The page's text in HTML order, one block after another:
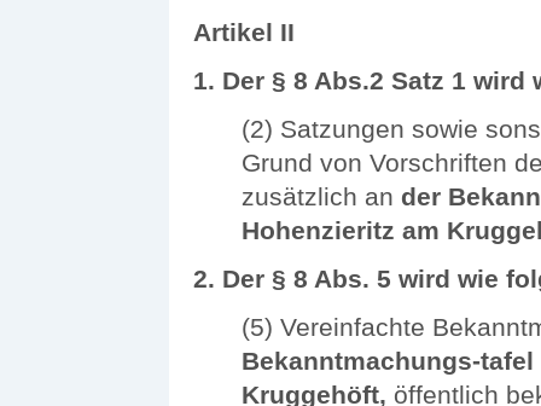
Artikel II
1. Der § 8 Abs.2 Satz 1
(2) Satzungen sowie
Grund von Vorschriften
zusätzlich an der
Hohenzieritz am
2. Der § 8 Abs. 5 wird wie
(5) Vereinfachte
Bekanntmachungs-
Kruggehöft, öffentlich